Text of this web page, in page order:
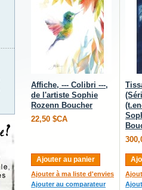
Affiche, --- Colibri ---,
de l'artiste Sophie
Rozenn Boucher
22,50 $CA
Ajouter au panier
Ajouter à ma liste d'envies
Ajouter au comparateur